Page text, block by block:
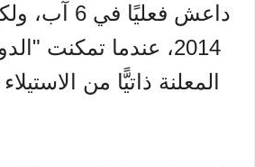
داعش
2014، عندما تمكنت
المعلنة ذاتيًّا من